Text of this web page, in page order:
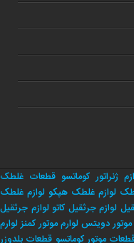
ژنراتور کوماتسو قطعات غلطک
لوازم غلطک هپکو لوازم غلطک
لوازم جرثقیل کاتو لوازم جرثقیل
موتور دویتس لوارم موتور کمنز لوارم
موتور کوماتسو قطعات بلدوزر